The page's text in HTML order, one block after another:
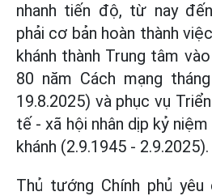
nhanh tiến độ, từ nay
phải cơ bản hoàn thành
khánh thành Trung tâm
80 năm Cách mạng
19.8.2025) và phục vụ
tế - xã hội nhân dịp kỷ
khánh (2.9.1945 - 2.9.2025).
Thủ tướng Chính phủ yêu